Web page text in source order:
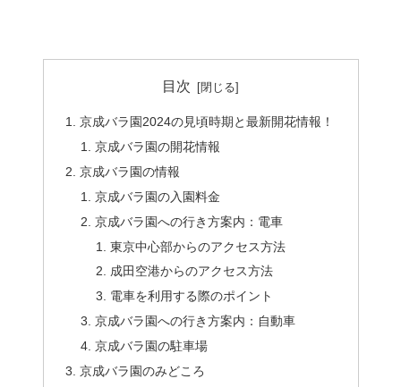
目次
京成バラ園2024の見頃時期と最新開花情報！
京成バラ園の開花情報
京成バラ園の情報
京成バラ園の入園料金
京成バラ園への行き方案内：電車
東京中心部からのアクセス方法
成田空港からのアクセス方法
電車を利用する際のポイント
京成バラ園への行き方案内：自動車
京成バラ園の駐車場
京成バラ園のみどころ